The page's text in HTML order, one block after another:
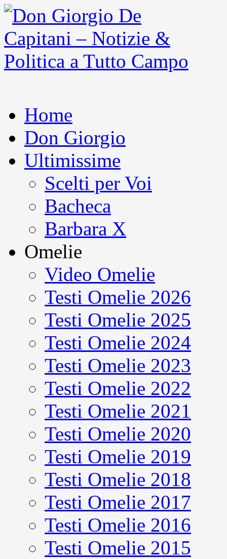
Home
Don Giorgio
Ultimissime
Scelti per Voi
Bacheca
Barbara X
Omelie
Video Omelie
Testi Omelie 2026
Testi Omelie 2025
Testi Omelie 2024
Testi Omelie 2023
Testi Omelie 2022
Testi Omelie 2021
Testi Omelie 2020
Testi Omelie 2019
Testi Omelie 2018
Testi Omelie 2017
Testi Omelie 2016
Testi Omelie 2015